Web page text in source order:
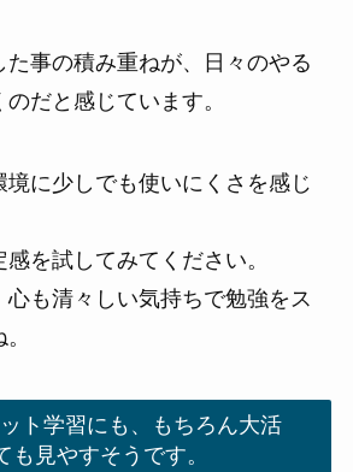
た事の積み重ねが、日々のやる
だと感じています。
境に少しでも使いにくさを感じ
を試してみてください。
も清々しい気持ちで勉強をス
ト学習にも、もちろん大活
も見やすそうです。